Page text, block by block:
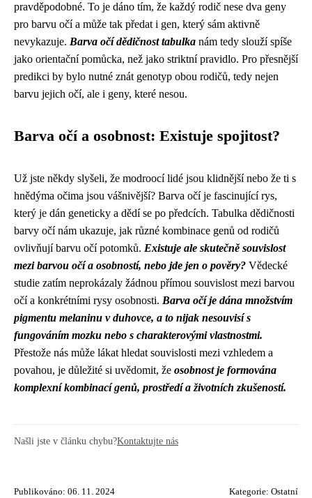
pravděpodobné. To je dáno tím, že každý rodič nese dva geny
pro barvu očí a může tak předat i gen, který sám aktivně
nevykazuje. Barva očí dědičnost tabulka nám tedy slouží spíše
jako orientační pomůcka, než jako striktní pravidlo. Pro přesnější
predikci by bylo nutné znát genotyp obou rodičů, tedy nejen
barvu jejich očí, ale i geny, které nesou.
Barva očí a osobnost: Existuje spojitost?
Už jste někdy slyšeli, že modroocí lidé jsou klidnější nebo že ti s
hnědýma očima jsou vášnivější? Barva očí je fascinující rys,
který je dán geneticky a dědí se po předcích. Tabulka dědičnosti
barvy očí nám ukazuje, jak různé kombinace genů od rodičů
ovlivňují barvu očí potomků. Existuje ale skutečně souvislost
mezi barvou očí a osobností, nebo jde jen o pověry? Vědecké
studie zatím neprokázaly žádnou přímou souvislost mezi barvou
očí a konkrétními rysy osobnosti. Barva očí je dána množstvím
pigmentu melaninu v duhovce, a to nijak nesouvisí s
fungováním mozku nebo s charakterovými vlastnostmi.
Přestože nás může lákat hledat souvislosti mezi vzhledem a
povahou, je důležité si uvědomit, že osobnost je formována
komplexní kombinací genů, prostředí a životních zkušeností.
Našli jste v článku chybu?Kontaktujte nás
Publikováno: 06. 11. 2024 Kategorie: Ostatní